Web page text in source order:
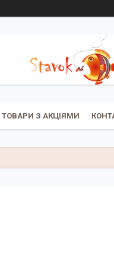
ТОВАРИ З АКЦІЯМИ